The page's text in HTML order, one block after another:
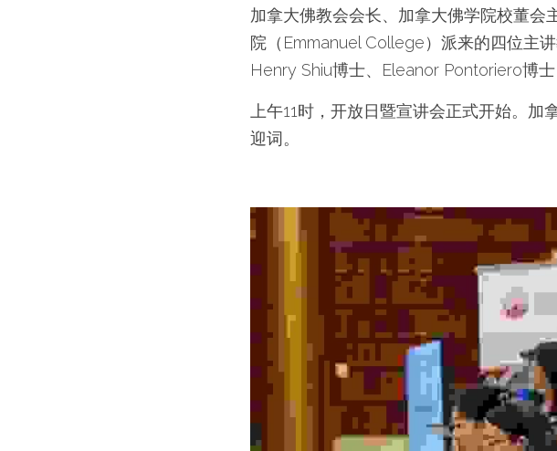
加拿大佛教会会长、加拿大佛学院校董会
院（Emmanuel College）派来的四位主
Henry Shiu博士、Eleanor Pontoriero博
上午11时，开放日暨宣讲会正式开始。
迎词。